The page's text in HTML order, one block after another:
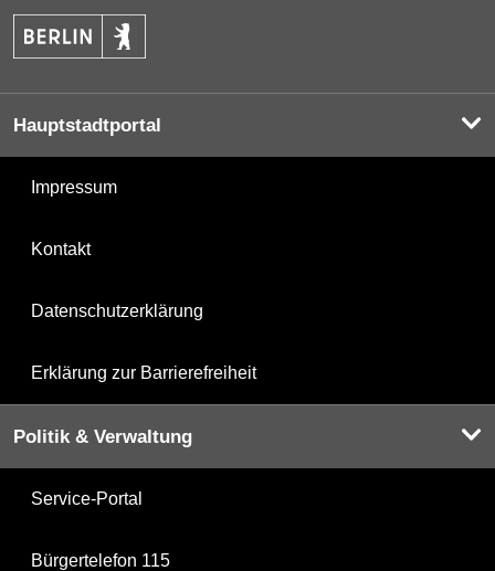
Hauptstadtportal
Impressum
Kontakt
Datenschutzerklärung
Erklärung zur Barrierefreiheit
Politik & Verwaltung
Service-Portal
Bürgertelefon 115